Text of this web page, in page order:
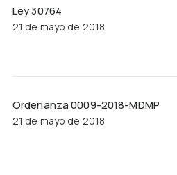
Ley 30764
21 de mayo de 2018
Ordenanza 0009-2018-MDMP
21 de mayo de 2018